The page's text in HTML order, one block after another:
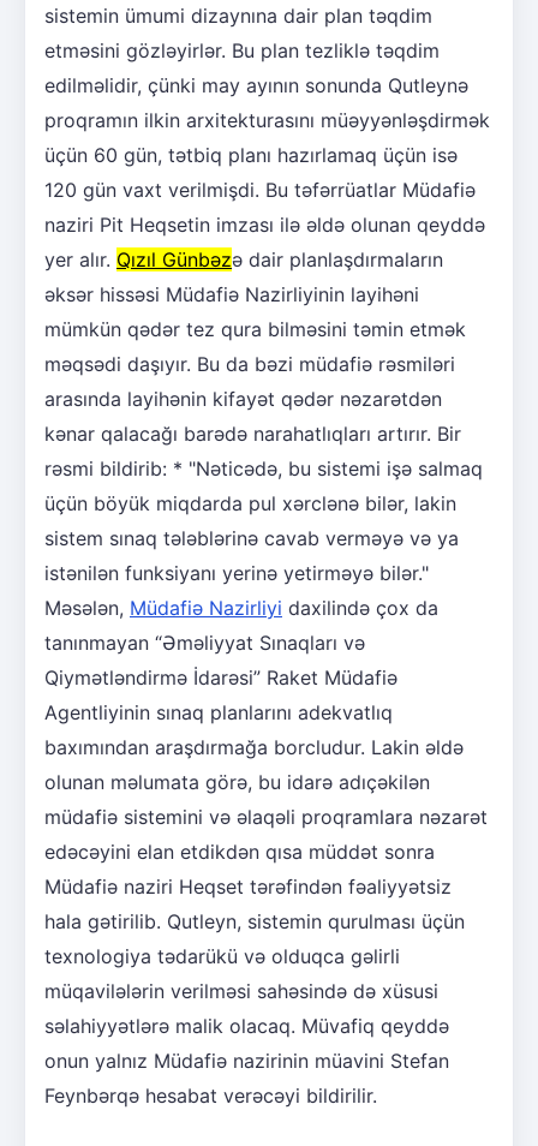
sistemin ümumi dizaynına dair plan təqdim
etməsini gözləyirlər. Bu plan tezliklə təqdim
edilməlidir, çünki may ayının sonunda Qutleynə
proqramın ilkin arxitekturasını müəyyənləşdirmək
üçün 60 gün, tətbiq planı hazırlamaq üçün isə
120 gün vaxt verilmişdi. Bu təfərrüatlar Müdafiə
naziri Pit Heqsetin imzası ilə əldə olunan qeyddə
yer alır. Qızıl Günbəzə dair planlaşdırmaların
əksər hissəsi Müdafiə Nazirliyinin layihəni
mümkün qədər tez qura bilməsini təmin etmək
məqsədi daşıyır. Bu da bəzi müdafiə rəsmiləri
arasında layihənin kifayət qədər nəzarətdən
kənar qalacağı barədə narahatlıqları artırır. Bir
rəsmi bildirib: * "Nəticədə, bu sistemi işə salmaq
üçün böyük miqdarda pul xərclənə bilər, lakin
sistem sınaq tələblərinə cavab verməyə və ya
istənilən funksiyanı yerinə yetirməyə bilər."
Məsələn, Müdafiə Nazirliyi daxilində çox da
tanınmayan “Əməliyyat Sınaqları və
Qiymətləndirmə İdarəsi” Raket Müdafiə
Agentliyinin sınaq planlarını adekvatlıq
baxımından araşdırmağa borcludur. Lakin əldə
olunan məlumata görə, bu idarə adıçəkilən
müdafiə sistemini və əlaqəli proqramlara nəzarət
edəcəyini elan etdikdən qısa müddət sonra
Müdafiə naziri Heqset tərəfindən fəaliyyətsiz
hala gətirilib. Qutleyn, sistemin qurulması üçün
texnologiya tədarükü və olduqca gəlirli
müqavilələrin verilməsi sahəsində də xüsusi
səlahiyyətlərə malik olacaq. Müvafiq qeyddə
onun yalnız Müdafiə nazirinin müavini Stefan
Feynbərqə hesabat verəcəyi bildirilir.